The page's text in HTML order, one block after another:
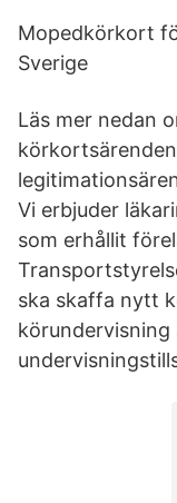
Mopedkörkort
Sverige
Läs mer nedan
Vi erbjuder
som erhållit
ska skaffa nytt
körundervisning